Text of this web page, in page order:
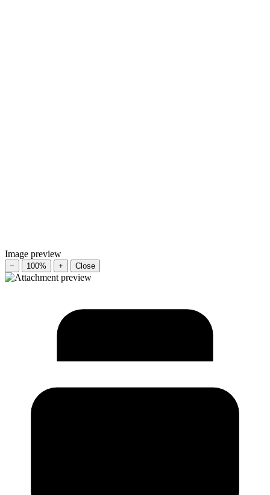
Image preview
− 100% + Close